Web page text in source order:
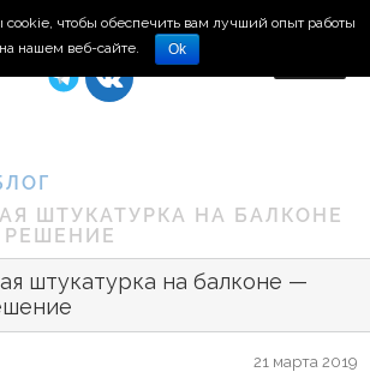
8 (495) 150-66-77
ШТУКАТУРКА НА БАЛКОНЕ
штукатурка на балконе —
21 марта 2019
чтобы обеспечить вам лучший опыт работы
на нашем веб-сайте.
Ok